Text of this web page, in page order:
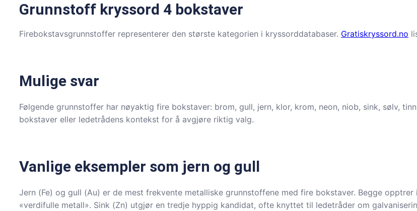
Grunnstoff kryssord 4 bokstaver
Firebokstavsgrunnstoffer representerer den største kategorien i kryssorddatabaser. Gratiskryssord.no
Mulige svar
Følgende grunnstoffer har nøyaktig fire bokstaver: brom, gull, jern, klor, krom, neon, niob, sink, sølv,
bokstaver eller ledetrådens kontekst for å avgjøre riktig valg.
Vanlige eksempler som jern og gull
Jern (Fe) og gull (Au) er de mest frekvente metalliske grunnstoffene med fire bokstaver. Begge
«verdifulle metall». Sink (Zn) utgjør en tredje hyppig kandidat, ofte knyttet til ledetråder om